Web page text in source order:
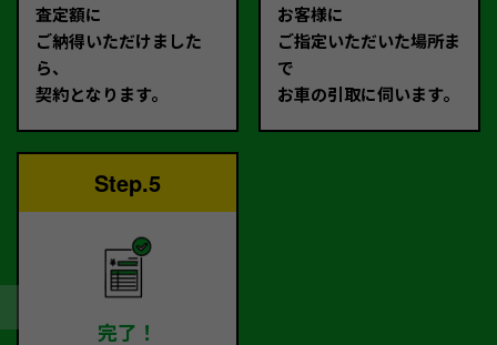
査定額に
ご納得いただけました
ら、
契約となります。
お客様に
ご指定いただいた場所ま
で
お車の引取に伺います。
Step.5
完了！